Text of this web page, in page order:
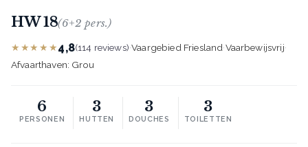
HW 18(6+2 pers.)
★★★★★4,8(114 reviews)·Vaargebied Friesland·Vaarbewijsvrij·
Afvaarthaven: Grou
6
PERSONEN
3
HUTTEN
3
DOUCHES
3
TOILETTEN